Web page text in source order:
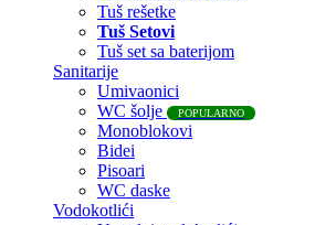
Tuš rešetke
Tuš Setovi
Tuš set sa baterijom
Sanitarije
Umivaonici
WC šolje
POPULARNO
Monoblokovi
Bidei
Pisoari
WC daske
Vodokotlići